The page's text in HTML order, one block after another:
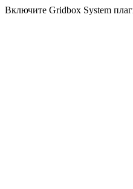
Включите Gridbox System